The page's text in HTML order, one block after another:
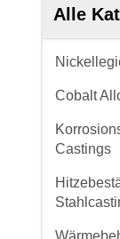
Alle
Cobalt
Castings